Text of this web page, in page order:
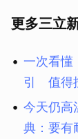
更多三立
一次看懂
引 值得
今天仍高
典：要有